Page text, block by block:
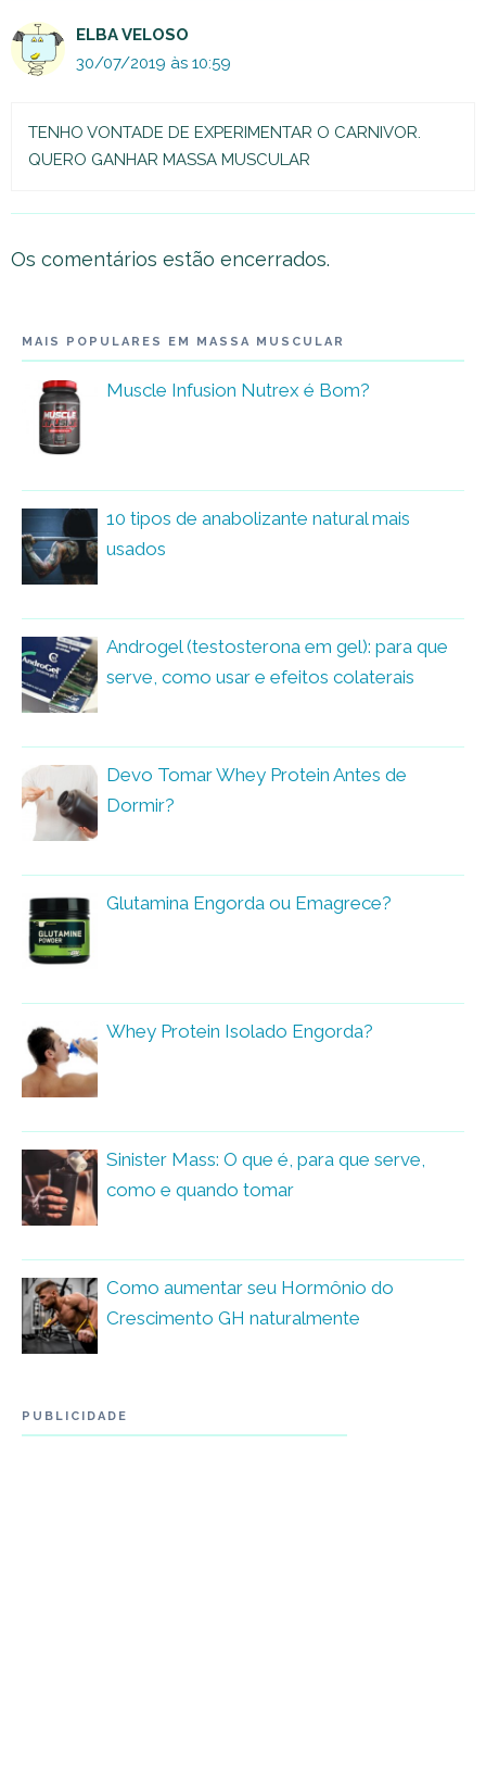
ELBA VELOSO
30/07/2019 às 10:59
TENHO VONTADE DE EXPERIMENTAR O CARNIVOR.
QUERO GANHAR MASSA MUSCULAR
Os comentários estão encerrados.
MAIS POPULARES EM MASSA MUSCULAR
Muscle Infusion Nutrex é Bom?
10 tipos de anabolizante natural mais
usados
Androgel (testosterona em gel): para que
serve, como usar e efeitos colaterais
Devo Tomar Whey Protein Antes de
Dormir?
Glutamina Engorda ou Emagrece?
Whey Protein Isolado Engorda?
Sinister Mass: O que é, para que serve,
como e quando tomar
Como aumentar seu Hormônio do
Crescimento GH naturalmente
PUBLICIDADE